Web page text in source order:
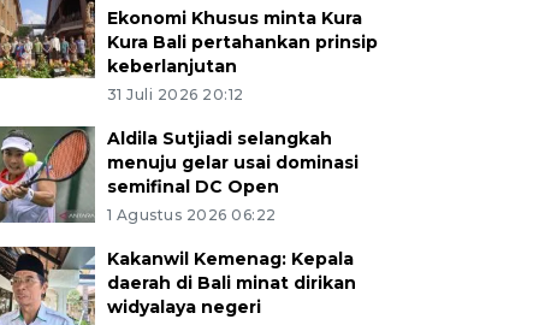
Ekonomi Khusus minta Kura
Kura Bali pertahankan prinsip
keberlanjutan
31 Juli 2026 20:12
Aldila Sutjiadi selangkah
menuju gelar usai dominasi
semifinal DC Open
1 Agustus 2026 06:22
Kakanwil Kemenag: Kepala
daerah di Bali minat dirikan
widyalaya negeri